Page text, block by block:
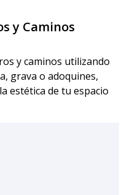
y Caminos
y caminos utilizando
grava o adoquines,
estética de tu espacio